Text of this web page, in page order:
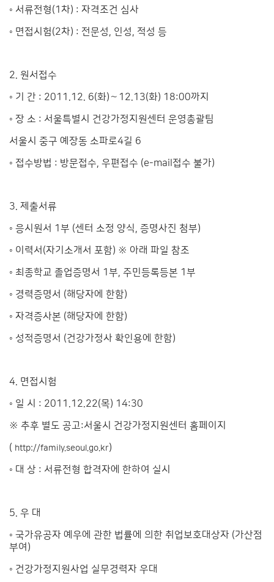
◦ 서류전형(1차) : 자격조건 심사
◦ 면접시험(2차) : 전문성, 인성, 적성 등
2. 원서접수
◦ 기 간 : 2011.12. 6(화)～12.13(화) 18:00까지
◦ 장 소 : 서울특별시 건강가정지원센터 운영총괄팀
서울시 중구 예장동 소파로4길 6
◦ 접수방법 : 방문접수, 우편접수 (e-mail접수 불가)
3. 제출서류
◦ 응시원서 1부 (센터 소정 양식, 증명사진 첨부)
◦ 이력서(자기소개서 포함) ※ 아래 파일 참조
◦ 최종학교 졸업증명서 1부, 주민등록등본 1부
◦ 경력증명서 (해당자에 한함)
◦ 자격증사본 (해당자에 한함)
◦ 성적증명서 (건강가정사 확인용에 한함)
4. 면접시험
◦ 일 시 : 2011.12.22(목) 14:30
※ 추후 별도 공고:서울시 건강가정지원센터 홈페이지
( http://family.seoul.go.kr)
◦ 대 상 : 서류전형 합격자에 한하여 실시
5. 우 대
◦ 국가유공자 예우에 관한 법률에 의한 취업보호대상자 (가산점
부여)
◦ 건강가정지원사업 실무경력자 우대